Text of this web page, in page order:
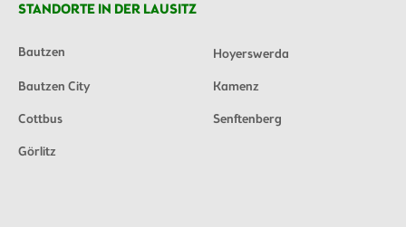
STANDORTE IN DER LAUSITZ
Bautzen
Hoyerswerda
Bautzen City
Kamenz
Cottbus
Senftenberg
Görlitz